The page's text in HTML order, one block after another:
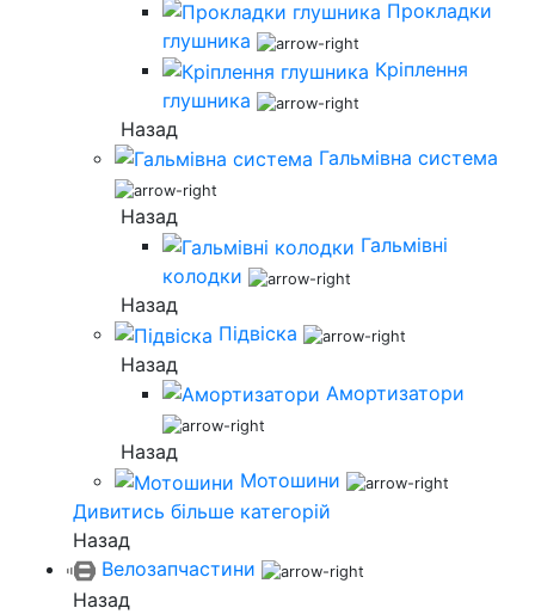
Прокладки
глушника
Кріплення
глушника
Назад
Гальмівна система
Назад
Гальмівні
колодки
Назад
Підвіска
Назад
Амортизатори
Назад
Мотошини
Дивитись більше категорій
Назад
Велозапчастини
Назад